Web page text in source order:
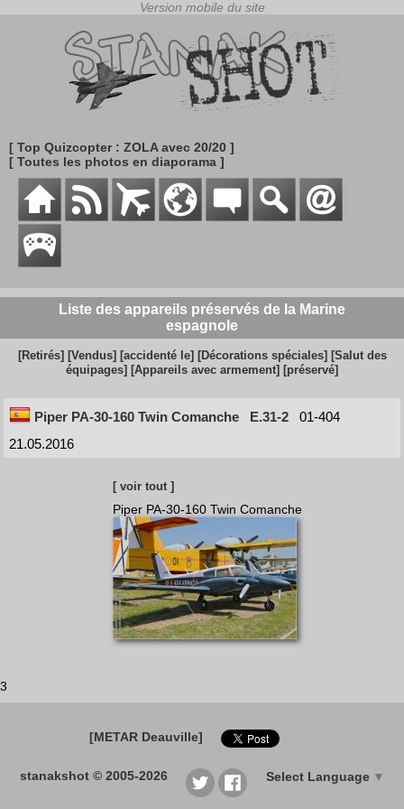
[ Top Quizcopter : ZOLA avec 20/20 ]
[ Toutes les photos en diaporama ]
Liste des appareils préservés de la Marine
espagnole
[Retirés] [Vendus] [accidenté le] [Décorations spéciales] [Salut des
équipages] [Appareils avec armement] [préservé]
Piper PA-30-160 Twin Comanche E.31-2
01-404
21.05.2016
[ voir tout ]
Piper PA-30-160 Twin Comanche
3
[METAR Deauville]
stanakshot © 2005-2026 Select Language ▼